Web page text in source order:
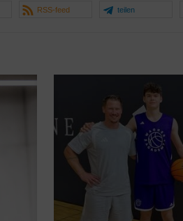
RSS-feed teilen